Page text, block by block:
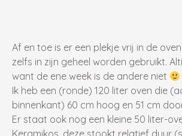
Af en toe is er een plekje vrij in de
zelfs in zijn geheel worden gebruikt.
want de ene week is de andere niet
Ik heb een (ronde) 120 liter oven die
binnenkant) 60 cm hoog en 51 cm
Er staat ook nog een kleine 50 liter-